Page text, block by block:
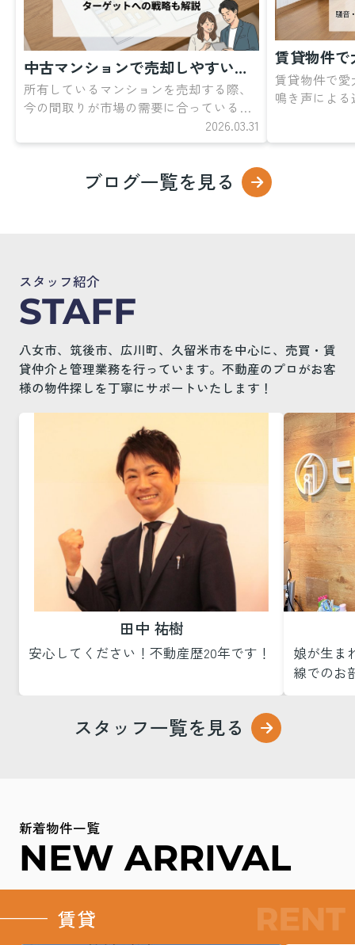
5月7日（木）より通常営業いた
します。
休業期間中にいただきましたお問い合わ
せにつきましては、通常営業開始後、順
次対応させていただきます。 お客様には
ご不便をおかけいたしますが、何卒ご了
承くださいますようお願い申し上げま
緊急のご連絡、来店予約、入居者様・オ
ーナー様からのお問い合わせは、 LINEま
たはお問い合わせフォームよりご連絡く
ださい。
LINEで連絡する
お問い合わせフォー
ム
LINE登録方法
「LINEで連絡する」ボタンをクリック
認証コードをコピーして「友だち追
加」をクリック
LINEのメッセージでコピーした認証コ
何卒よろしくお願い申し上げます。
【✨新着分譲地情報｜八女市室岡
✨】
マイホームなら、ゆとりある土地で理想の住まいづくりを
「室岡3区画分譲地」のご紹介です！
中古マンションで売却しやすい間取りは？ターゲットへの戦略も解説
所有しているマンションを売却する際、
今の間取りが市場の需要に合っているの
か、あるいは不利になってしまわないか
とお悩みではありませんか。間取りは売
であり、ターゲット層を見誤ると、買い
手がつかず長期化したり値下げを迫られ
適なターゲット設定と、成約率を高める
ための販売戦略について解説します。ご
自身の物件の価値を引き出し、スムーズ
な売却活動を実現したいとお考えの方
は、ぜひご参考になさってくださいね。
▼ 不動産売却をしたい方はこちらをクリ
ック ▼売却査定フォーム...
2026.03.31
賃貸物件で
鳴き声によ
ク ▼八女市の
目次 ▼ 賃
ブログ一覧を見る
スタッフ紹介
STAFF
八女市、筑後市、広川町、久留米市を中心に、売買・賃
貸仲介と管理業務を行っています。不動産のプロがお客
様の物件探しを丁寧にサポートいたします！
田中 祐樹
安心してください！不動産歴20年です！
娘が生ま
線でのお
スタッフ一覧を見る
新着物件一覧
NEW ARRIVAL
賃貸